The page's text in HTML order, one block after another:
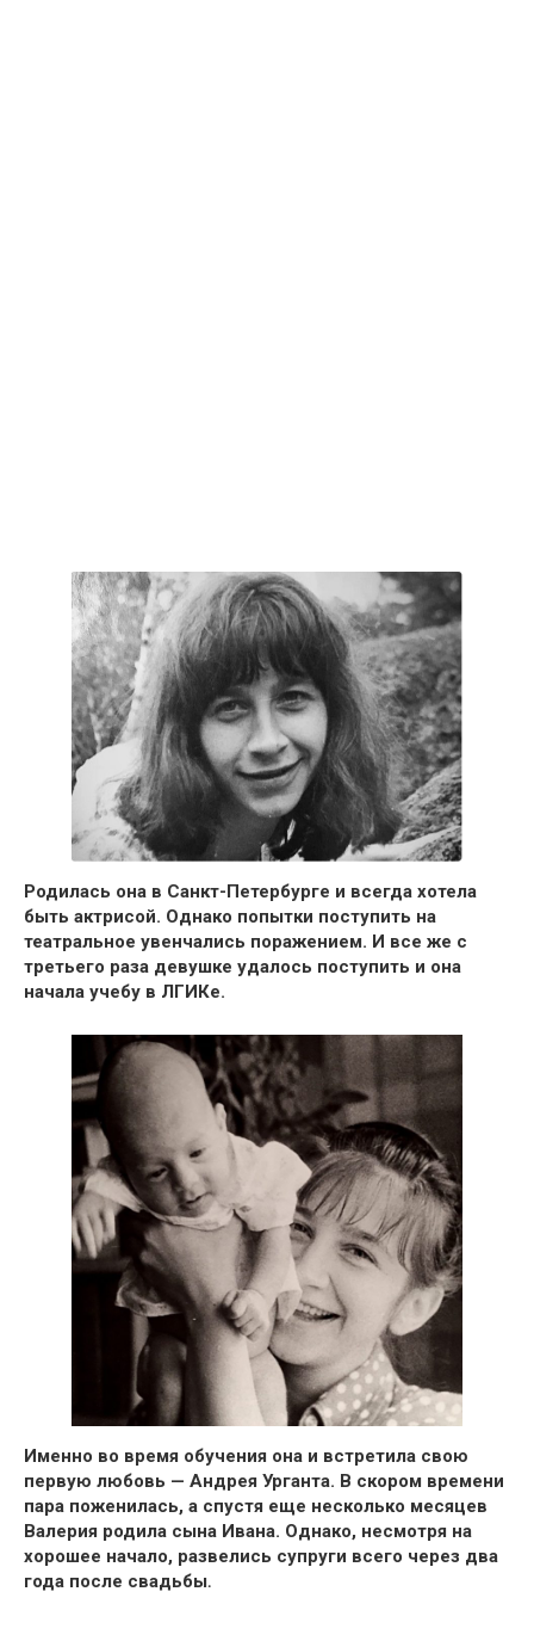
Родилась она в Санкт-Петербурге и всегда хотела
быть актрисой. Однако попытки поступить на
театральное увенчались поражением. И все же с
третьего раза девушке удалось поступить и она
начала учебу в ЛГИКе.
Именно во время обучения она и встретила свою
первую любовь — Андрея Урганта. В скором времени
пара поженилась, а спустя еще несколько месяцев
Валерия родила сына Ивана. Однако, несмотря на
хорошее начало, развелись супруги всего через два
года после свадьбы․